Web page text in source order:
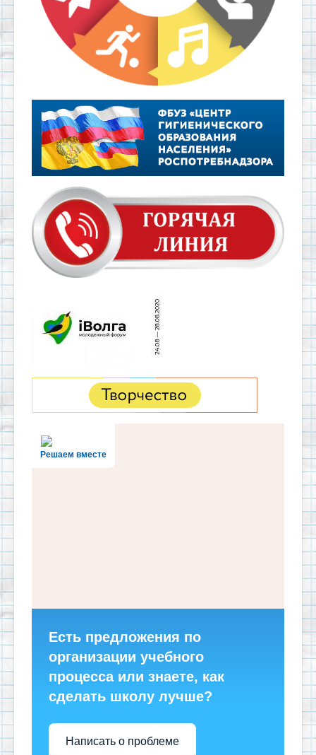
Решаем вместе
Есть предложения по
организации учебного
процесса или знаете, как
сделать школу лучше?
Написать о проблеме